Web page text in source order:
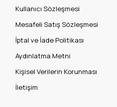
Kullanıcı Sözleşmesi
Mesafeli Satış Sözleşmesi
İptal ve İade Politikası
Aydınlatma Metni
Kişisel Verilerin Korunması
İletişim